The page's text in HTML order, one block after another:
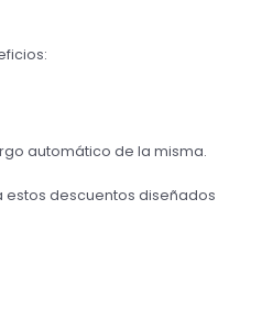
automático de la misma.
estos descuentos diseñados